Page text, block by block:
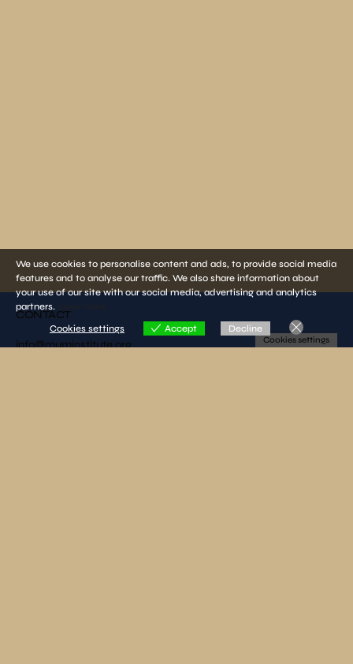
CONTACT
info@muminstitute.org
We use cookies to personalise content and ads, to provide social media
features and to analyse our traffic. We also share information about
your use of our site with our social media, advertising and analytics
partners.
Cookies settings
Accept Decline
Cookies settings